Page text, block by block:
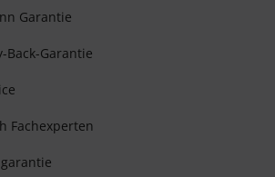
Garantie
Back-Garantie
Fachexperten